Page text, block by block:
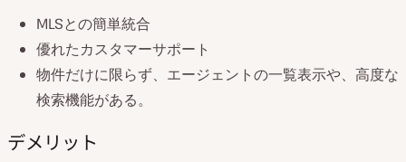
MLSとの簡単統合
優れたカスタマーサポート
物件だけに限らず、エージェントの一覧表示や、高度な
検索機能がある。
デメリット